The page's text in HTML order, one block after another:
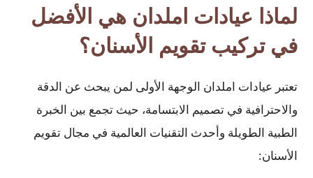
لماذا عيادات املدان هي الأفضل
في تركيب تقويم الأسنان؟
تعتبر عيادات املدان الوجهة الأولى لمن يبحث عن الدقة
والاحترافية في تصميم الابتسامة، حيث تجمع بين الخبرة
الطبية الطويلة وأحدث التقنيات العالمية في مجال تقويم
الأسنان: